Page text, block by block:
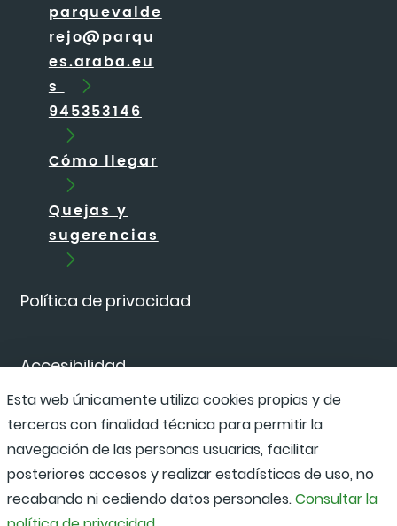
Política de privacidad
Accesibilidad
Canal de denuncias
parquevalde
rejo@parqu
es.araba.eu
s
945353146
Cómo llegar
Quejas y
sugerencias
Esta web únicamente utiliza cookies propias y de
terceros con finalidad técnica para permitir la
navegación de las personas usuarias, facilitar
posteriores accesos y realizar estadísticas de uso, no
recabando ni cediendo datos personales.Consultar la